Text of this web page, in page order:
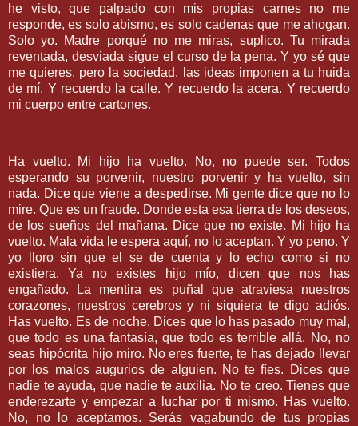
he visto, que palpado con mis propias carnes no me
responde, es solo abismo, es solo cadenas que me ahogan.
Solo yo. Madre porqué no me miras, suplico. Tu mirada
reventada, desviada sigue el curso de la pena. Y yo sé que
me quieres, pero la sociedad, las ideas imponen a tu huida
de mí. Y recuerdo la calle. Y recuerdo la acera. Y recuerdo
mi cuerpo entre cartones.
Ha vuelto. Mi hijo ha vuelto. No, no puede ser. Todos
esperando su porvenir, nuestro porvenir y ha vuelto, sin
nada. Dice que viene a despedirse. Mi gente dice que no lo
mire. Que es un fraude. Donde esta esa tierra de los deseos,
de los sueños del mañana. Dice que no existe. Mi hijo ha
vuelto. Mala vida le espera aquí, no lo aceptan. Y yo peno. Y
yo lloro sin que el se de cuenta y lo echo como si no
existiera. Ya no existes hijo mío, dicen que nos has
engañado. La mentira es puñal que atraviesa nuestros
corazones, nuestros cerebros y ni siquiera te digo adiós.
Has vuelto. Es de noche. Dices que lo has pasado muy mal,
que todo es una fantasía, que todo es terrible allá. No, no
seas hipócrita hijo miro. No eres fuerte, te has dejado llevar
por los malos augurios de alguien. No te fíes. Dices que
nadie te ayuda, que nadie te auxilia. No te creo. Tienes que
enderezarte y empezar a luchar por ti mismo. Has vuelto.
No, no lo aceptamos. Serás vagabundo de tus propias